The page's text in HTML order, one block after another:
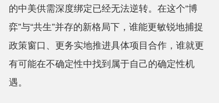
的中美供需深度绑定已经无法逆转。在这个“博
弈”与“共生”并存的新格局下，谁能更敏锐地捕捉
政策窗口、更务实地推进具体项目合作，谁就更
有可能在不确定性中找到属于自己的确定性机
遇。